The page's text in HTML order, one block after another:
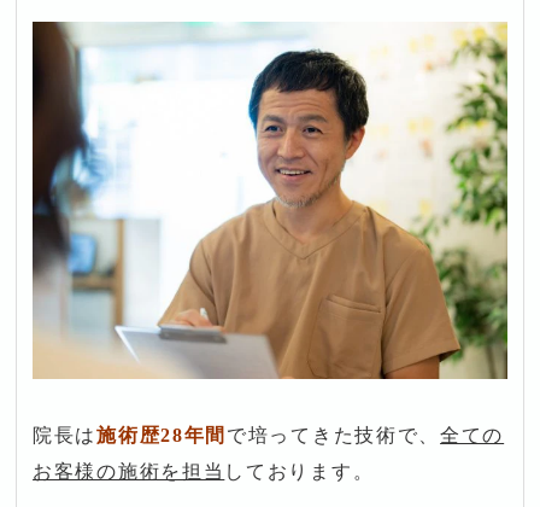
院長は施術歴28年間 で培ってきた技術で、全ての
お客様の施術を担当 しております。